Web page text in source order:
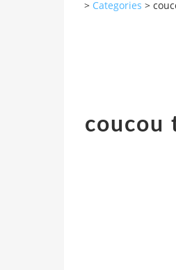
> Categories >
coucou